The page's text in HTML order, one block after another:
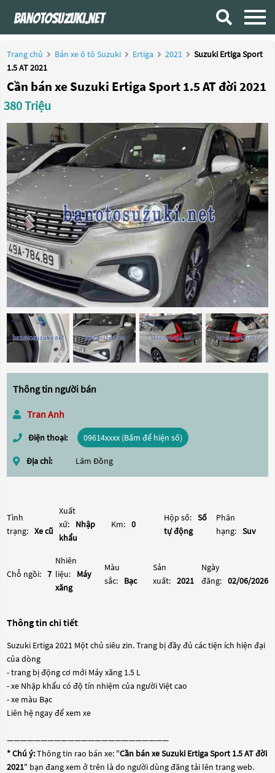
Trang chủ Bán xe ô tô Suzuki Ertiga 2021
Suzuki Ertiga Sport
1.5 AT 2021
Cần bán xe Suzuki Ertiga Sport 1.5 AT đời 2021
380 Triệu
Thông tin người bán
Tran Anh
Điện thoại: 09614xxxx (Bấm để hiện số)
Địa chỉ: Lâm Đồng
Tình
trạng: Xe cũ
Xuất
xứ:
Nhập
khẩu
Km: 0
Hộp số: Số
tự động
Phân
hạng: Suv
Chỗ ngồi: 7
Nhiên
liệu:
Máy
xăng
Màu
sắc:
Bạc
Sản
xuất: 2021
Ngày
đăng: 02/06/2026
Thông tin chi tiết
Suzuki Ertiga 2021 Một chủ siêu zin. Trang bị đầy đủ các tiện ích hiện đại
của dòng
- trang bị động cơ mới Máy xăng 1.5 L
- xe Nhập khẩu có độ tín nhiệm của người Việt cao
- xe màu Bạc
Liên hệ ngay để xem xe
————————————————————————
* Chú ý:Thông tin rao bán xe: "Cần bán xe Suzuki Ertiga Sport 1.5 AT đời
2021" bạn đang xem ở trên là do người dùng đăng tải lên trang web.